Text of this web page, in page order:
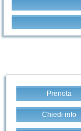
Prenota
Chiedi info